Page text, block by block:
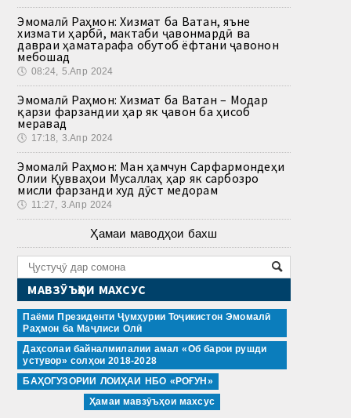
Эмомалӣ Раҳмон: Хизмат ба Ватан, яъне
хизмати ҳарбӣ, мактаби ҷавонмардӣ ва
давраи ҳаматарафа обутоб ёфтани ҷавонон
мебошад
🕔 08:24, 5.Апр 2024
Эмомалӣ Раҳмон: Хизмат ба Ватан – Модар
қарзи фарзандии ҳар як ҷавон ба ҳисоб
меравад
🕔 17:18, 3.Апр 2024
Эмомалӣ Раҳмон: Ман ҳамчун Сарфармондеҳи
Олии Қувваҳои Мусаллаҳ ҳар як сарбозро
мисли фарзанди худ дӯст медорам
🕔 11:27, 3.Апр 2024
Ҳамаи маводҳои бахш
МАВЗӮЪҲОИ МАХСУС
Паёми Президенти Ҷумҳурии Тоҷикистон Эмомалӣ
Раҳмон ба Маҷлиси Олӣ
Даҳсолаи байналмилалии амал «Об барои рушди
устувор» солҳои 2018-2028
БАҲОГУЗОРИИ ЛОИҲАИ НБО «РОҒУН»
Ҳамаи мавзӯъҳои махсус